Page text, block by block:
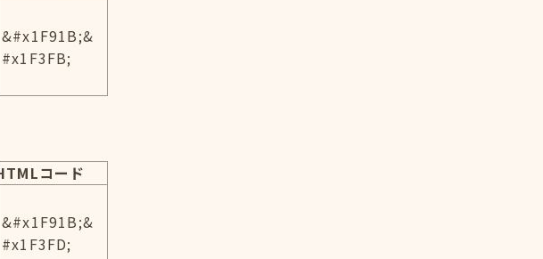
&#x1F91B;&
#x1F3FB;
コード
&#x1F91B;&
#x1F3FD;